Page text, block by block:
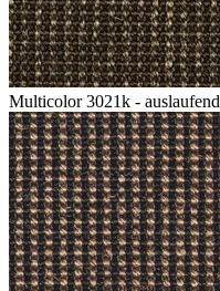
Multicolor 3021k - auslaufend